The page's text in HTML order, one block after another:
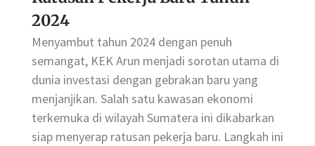
2024
Menyambut tahun 2024 dengan penuh
semangat, KEK Arun menjadi sorotan utama di
dunia investasi dengan gebrakan baru yang
menjanjikan. Salah satu kawasan ekonomi
terkemuka di wilayah Sumatera ini dikabarkan
siap menyerap ratusan pekerja baru. Langkah ini